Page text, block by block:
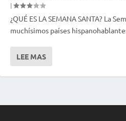
|
¿QUÉ ES LA SEMANA SANTA? La
muchísimos países
LEE MAS